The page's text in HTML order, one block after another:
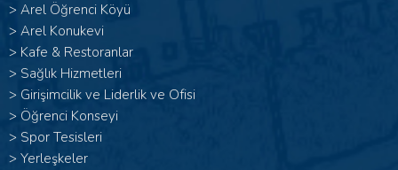
> Arel Öğrenci Köyü
> Arel Konukevi
> Kafe & Restoranlar
> Sağlık Hizmetleri
> Girişimcilik ve Liderlik ve Ofisi
> Öğrenci Konseyi
> Spor Tesisleri
> Yerleşkeler